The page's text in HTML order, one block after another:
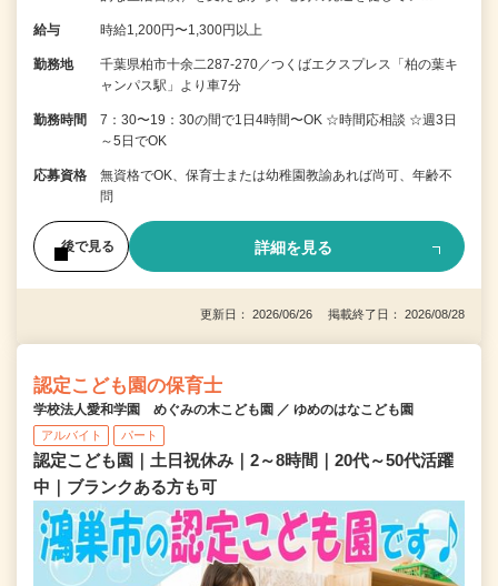
給与 時給1,200円〜1,300円以上
勤務地
千葉県柏市十余二287-270／つくばエクスプレス「柏の葉キ
ャンパス駅」より車7分
勤務時間
7：30〜19：30の間で1日4時間〜OK ☆時間応相談 ☆週3日
～5日でOK
応募資格
無資格でOK、保育士または幼稚園教諭あれば尚可、年齢不
問
後で見る 詳細を見る
更新日： 2026/06/26 掲載終了日： 2026/08/28
認定こども園の保育士
学校法人愛和学園 めぐみの木こども園 ／ ゆめのはなこども園
アルバイト パート
認定こども園｜土日祝休み｜2～8時間｜20代～50代活躍
中｜ブランクある方も可